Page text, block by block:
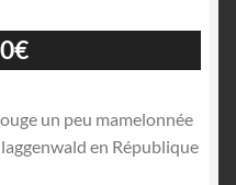
€
un peu mamelonnée
en République